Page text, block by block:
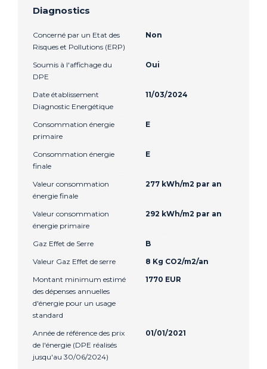
Diagnostics
Concerné par un Etat des
Risques et Pollutions (ERP)
Non
Soumis à l'affichage du
DPE
Oui
Date établissement
Diagnostic Energétique
11/03/2024
Consommation énergie
primaire
E
Consommation énergie
finale
E
Valeur consommation
énergie finale
277 kWh/m2 par an
Valeur consommation
énergie primaire
292 kWh/m2 par an
Gaz Effet de Serre
B
Valeur Gaz Effet de serre
8 Kg CO2/m2/an
Montant minimum estimé
des dépenses annuelles
d'énergie pour un usage
standard
1770 EUR
Année de référence des prix
de l'énergie (DPE réalisés
jusqu'au 30/06/2024)
01/01/2021